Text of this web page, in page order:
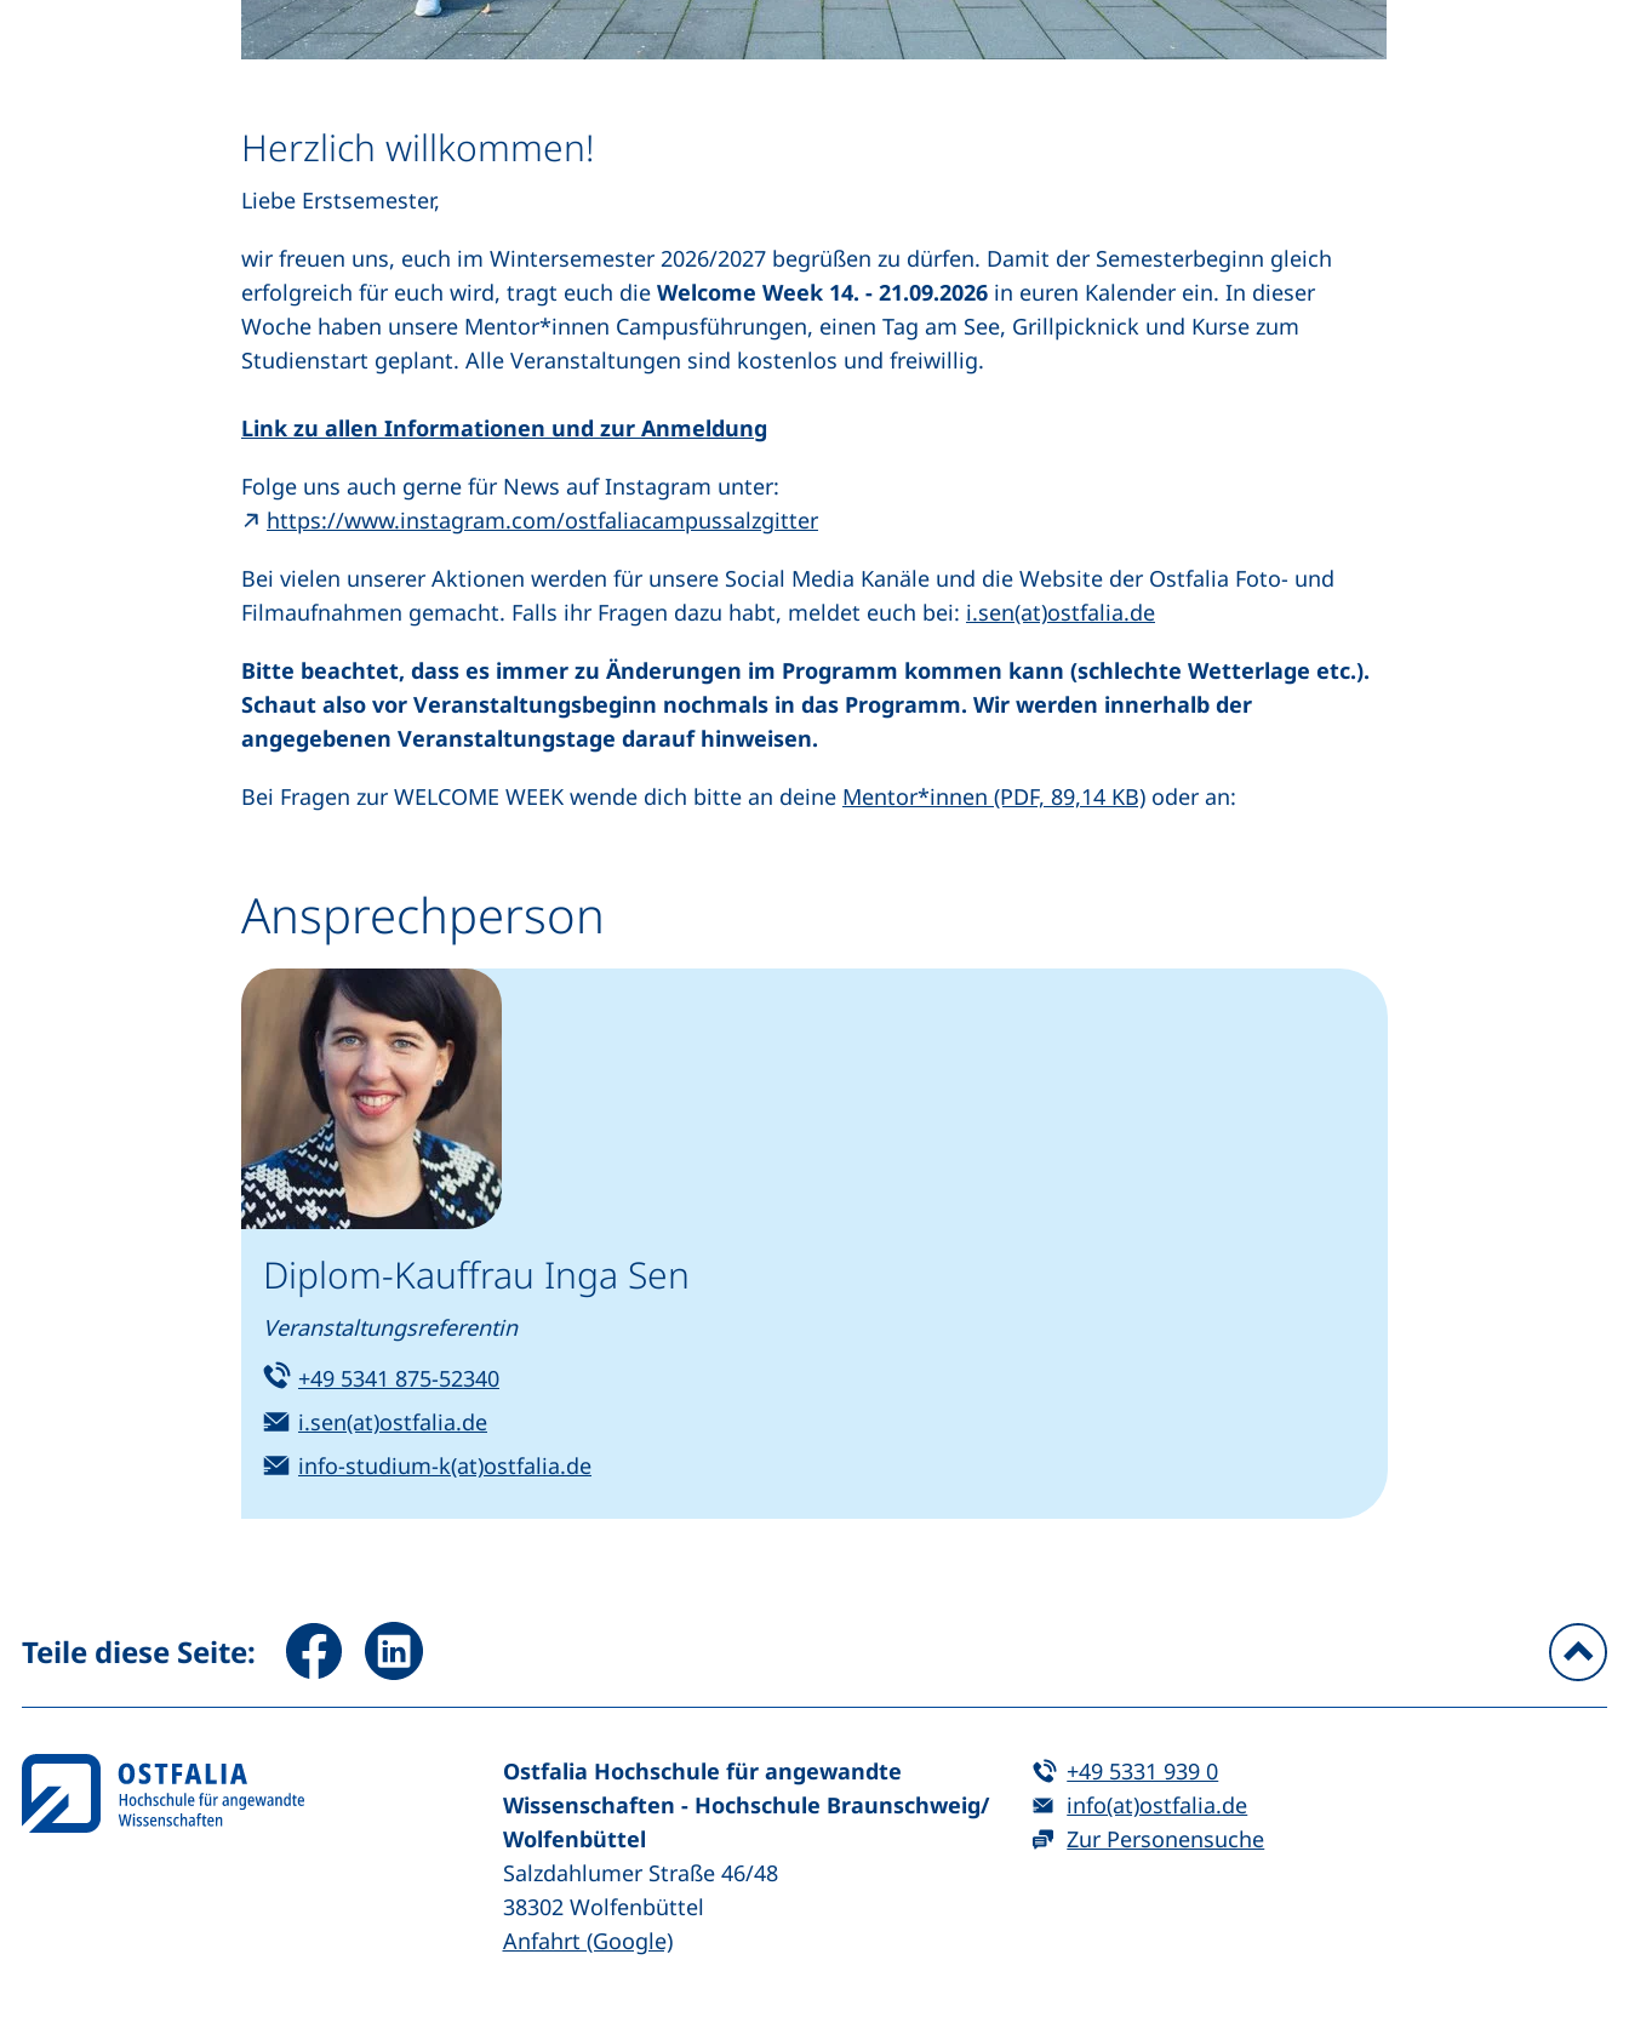
Herzlich willkommen!
Liebe Erstsemester,
wir freuen uns, euch im Wintersemester 2026/2027 begrüßen zu dürfen. Damit der Semesterbeginn gleich
erfolgreich für euch wird, tragt euch die Welcome Week 14. - 21.09.2026 in euren Kalender ein. In dieser
Woche haben unsere Mentor*innen Campusführungen, einen Tag am See, Grillpicknick und Kurse zum
Studienstart geplant. Alle Veranstaltungen sind kostenlos und freiwillig.
Link zu allen Informationen und zur Anmeldung
Folge uns auch gerne für News auf Instagram unter:
https://www.instagram.com/ostfaliacampussalzgitter(externer Link, öffnet neues Fenster)
Bei vielen unserer Aktionen werden für unsere Social Media Kanäle und die Website der Ostfalia Foto- und
Filmaufnahmen gemacht. Falls ihr Fragen dazu habt, meldet euch bei: i.sen(at)ostfalia.de(öffnet Ihr E-Mail-Programm)
Bitte beachtet, dass es immer zu Änderungen im Programm kommen kann (schlechte Wetterlage etc.).
Schaut also vor Veranstaltungsbeginn nochmals in das Programm. Wir werden innerhalb der
angegebenen Veranstaltungstage darauf hinweisen.
Bei Fragen zur WELCOME WEEK wende dich bitte an deine Mentor*innen (PDF, 89,14 KB)(öffnet neues Fenster), (nicht barrierefrei)
oder an:
Ansprechperson
Diplom-Kauffrau Inga Sen
Veranstaltungsreferentin
Tel:
+49 5341 875-52340(startet einen Telefonanruf, wenn Ihr Gerät dies zulässt)
E-Mail:
i.sen(at)ostfalia.de(öffnet Ihr E-Mail-Programm)
E-Mail:
info-studium-k(at)ostfalia.de(öffnet Ihr E-Mail-Programm)
Teile diese Seite: Seite über Facebook teilen (externer Link, öffnet neues Fenster)
Seite über LinkedIn teilen (externer Link, öffnet neues Fenster)
Ostfalia Hochschule für angewandte
Wissenschaften - Hochschule Braunschweig/​
Wolfenbüttel
Salzdahlumer Straße 46/48
38302 Wolfenbüttel
Anfahrt (Google)(externer Link, öffnet neues Fenster)
Tel:
+49 5331 939 0(startet einen Telefonanruf, wenn Ihr
E-Mail:
info(at)ostfalia.de(öffnet Ihr E-Mail-Programm)
Zur Personensuche